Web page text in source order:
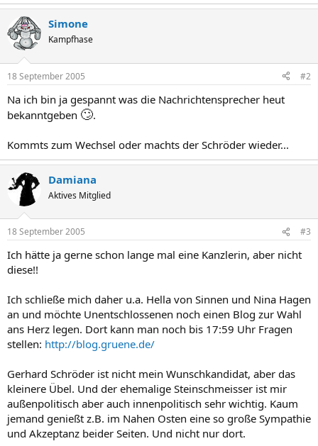
Simone
Kampfhase
18 September 2005 #2
Na ich bin ja gespannt was die Nachrichtensprecher heut
bekanntgeben 🙄.
Kommts zum Wechsel oder machts der Schröder wieder...
Damiana
Aktives Mitglied
18 September 2005 #3
Ich hätte ja gerne schon lange mal eine Kanzlerin, aber nicht
diese!!
Ich schließe mich daher u.a. Hella von Sinnen und Nina Hagen
an und möchte Unentschlossenen noch einen Blog zur Wahl
ans Herz legen. Dort kann man noch bis 17:59 Uhr Fragen
stellen: http://blog.gruene.de/
Gerhard Schröder ist nicht mein Wunschkandidat, aber das
kleinere Übel. Und der ehemalige Steinschmeisser ist mir
außenpolitisch aber auch innenpolitisch sehr wichtig. Kaum
jemand genießt z.B. im Nahen Osten eine so große Sympathie
und Akzeptanz beider Seiten. Und nicht nur dort.